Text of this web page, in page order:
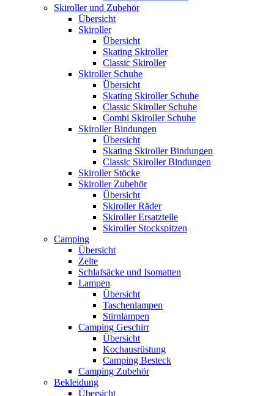
Skiroller und Zubehör
Übersicht
Skiroller
Übersicht
Skating Skiroller
Classic Skiroller
Skiroller Schuhe
Übersicht
Skating Skiroller Schuhe
Classic Skiroller Schuhe
Combi Skiroller Schuhe
Skiroller Bindungen
Übersicht
Skating Skiroller Bindungen
Classic Skiroller Bindungen
Skiroller Stöcke
Skiroller Zubehör
Übersicht
Skiroller Räder
Skiroller Ersatzteile
Skiroller Stockspitzen
Camping
Übersicht
Zelte
Schlafsäcke und Isomatten
Lampen
Übersicht
Taschenlampen
Stirnlampen
Camping Geschirr
Übersicht
Kochausrüstung
Camping Besteck
Camping Zubehör
Bekleidung
Übersicht